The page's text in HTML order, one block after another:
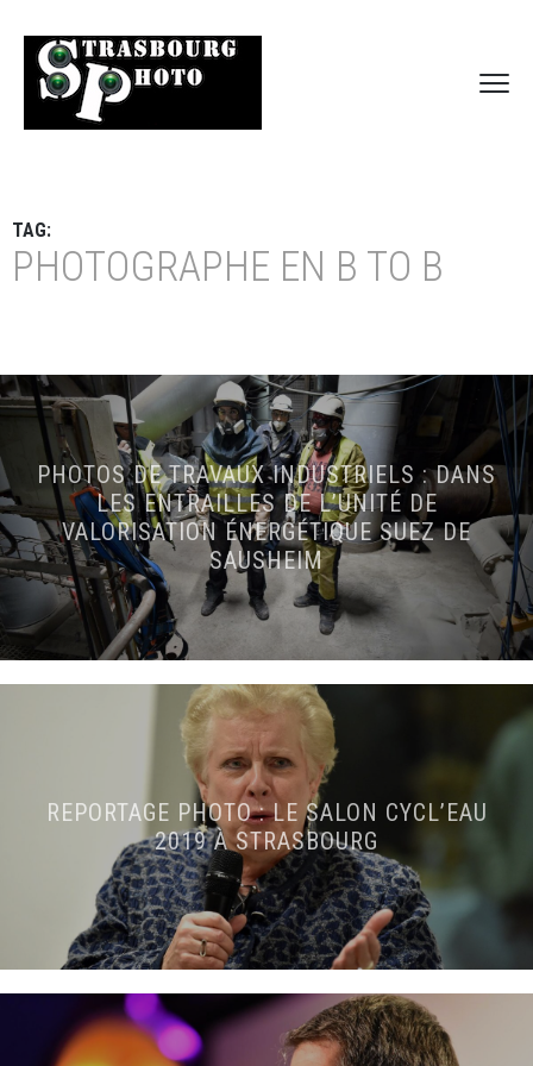
TAG:
PHOTOGRAPHE EN B TO B
PHOTOS DE TRAVAUX INDUSTRIELS : DANS
LES ENTRAILLES DE L’UNITÉ DE
VALORISATION ÉNERGÉTIQUE SUEZ DE
SAUSHEIM
REPORTAGE PHOTO : LE SALON CYCL’EAU
2019 À STRASBOURG